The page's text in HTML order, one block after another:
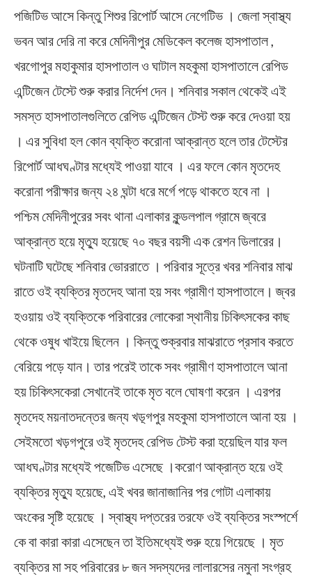
পজিটিভ আসে কিন্তু শিশুর রিপোর্ট আসে নেগেটিভ । জেলা স্বাস্থ্য
ভবন আর দেরি না করে মেদিনীপুর মেডিকেল কলেজ হাসপাতাল ,
খরগোপুর মহাকুমার হাসপাতাল ও ঘাটাল মহকুমা হাসপাতালে রেপিড
এন্টিজেন টেস্টে শুরু করার নির্দেশ দেন। শনিবার সকাল থেকেই এই
সমস্ত হাসপাতালগুলিতে রেপিড এন্টিজেন টেস্ট শুরু করে দেওয়া হয়
। এর সুবিধা হল কোন ব্যক্তি করোনা আক্রান্ত হলে তার টেস্টের
রিপোর্ট আধঘণ্টার মধ্যেই পাওয়া যাবে । এর ফলে কোন মৃতদেহ
করোনা পরীক্ষার জন্য ২৪ ঘন্টা ধরে মর্গে পড়ে থাকতে হবে না ।
পশ্চিম মেদিনীপুরের সবং থানা এলাকার কুন্ডলপাল গ্রামে জ্বরে
আক্রান্ত হয়ে মৃত্যু হয়েছে ৭০ বছর বয়সী এক রেশন ডিলারের।
ঘটনাটি ঘটেছে শনিবার ভোররাতে । পরিবার সূত্রে খবর শনিবার মাঝ
রাতে ওই ব্যক্তির মৃতদেহ আনা হয় সবং গ্রামীণ হাসপাতালে। জ্বর
হওয়ায় ওই ব্যক্তিকে পরিবারের লোকেরা স্থানীয় চিকিৎসকের কাছ
থেকে ওষুধ খাইয়ে ছিলেন । কিন্তু শুক্রবার মাঝরাতে প্রসাব করতে
বেরিয়ে পড়ে যান। তার পরেই তাকে সবং গ্রামীণ হাসপাতালে আনা
হয় চিকিৎসকেরা সেখানেই তাকে মৃত বলে ঘোষণা করেন । এরপর
মৃতদেহ ময়নাতদন্তের জন্য খড়্গপুর মহকুমা হাসপাতালে আনা হয় ।
সেইমতো খড়গপুরে ওই মৃতদেহ রেপিড টেস্ট করা হয়েছিল যার ফল
আধঘণ্টার মধ্যেই পজেটিভ এসেছে ।করোণ আক্রান্ত হয়ে ওই
ব্যক্তির মৃত্যু হয়েছে, এই খবর জানাজানির পর গোটা এলাকায়
অংকের সৃষ্টি হয়েছে । স্বাস্থ্য দপ্তরের তরফে ওই ব্যক্তির সংস্পর্শে
কে বা কারা কারা এসেছেন তা ইতিমধ্যেই শুরু হয়ে গিয়েছে । মৃত
ব্যক্তির মা সহ পরিবারের ৮ জন সদস্যদের লালারসের নমুনা সংগ্রহ